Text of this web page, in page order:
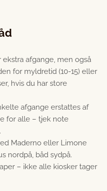
afgange, men også
for myldretid (10-15) eller
hvis du har store
afgange erstattes af
for alle – tjek note
Maderno eller Limone
nordpå, båd sydpå.
– ikke alle kiosker tager